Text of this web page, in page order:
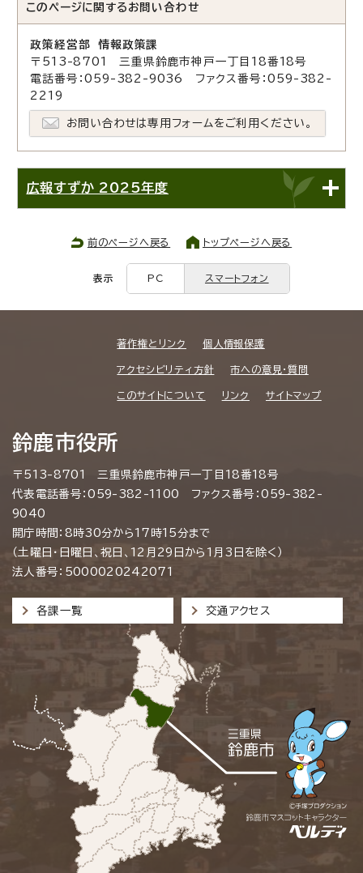
このページに関する お問い合わせ
政策経営部 情報政策課
〒513-8701 三重県鈴鹿市神戸一丁目18番18号
電話番号：059-382-9036 ファクス番号：059-382-
2219
お問い合わせは専用フォームをご利用ください。
広報すずか 2025年度
前のページへ戻る トップページへ戻る
表示 PC スマートフォン
著作権とリンク 個人情報保護
アクセシビリティ方針 市への意見・質問
このサイトについて リンク サイトマップ
鈴鹿市役所
〒513-8701 三重県鈴鹿市神戸一丁目18番18号
代表電話番号：059-382-1100 ファクス番号：059-382-
9040
開庁時間：8時30分から17時15分まで
（土曜日・日曜日、祝日、12月29日から1月3日を除く）
法人番号：5000020242071
各課一覧 交通アクセス